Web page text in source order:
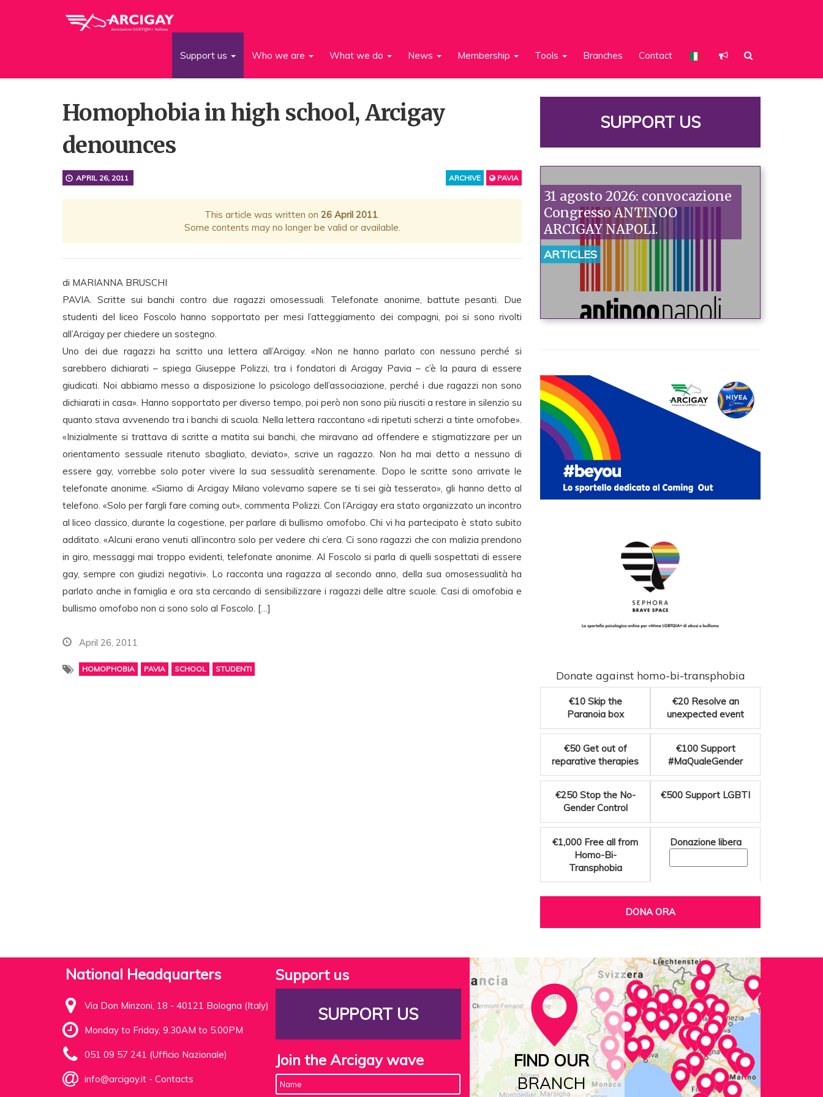
Support us Who we are What we do News Membership Tools Branches Contact
Homophobia in high school, Arcigay
denounces
ARCHIVE PAVIA
APRIL 26, 2011
This article was written on 26 April 2011.
Some contents may no longer be valid or available.
di MARIANNA BRUSCHI
PAVIA. Scritte sui banchi contro due ragazzi omosessuali. Telefonate anonime, battute pesanti. Due
studenti del liceo Foscolo hanno sopportato per mesi l’atteggiamento dei compagni, poi si sono rivolti
all’Arcigay per chiedere un sostegno.
Uno dei due ragazzi ha scritto una lettera all’Arcigay. «Non ne hanno parlato con nessuno perché si
sarebbero dichiarati – spiega Giuseppe Polizzi, tra i fondatori di Arcigay Pavia – c’è la paura di essere
giudicati. Noi abbiamo messo a disposizione lo psicologo dell’associazione, perché i due ragazzi non sono
dichiarati in casa». Hanno sopportato per diverso tempo, poi però non sono più riusciti a restare in silenzio su
quanto stava avvenendo tra i banchi di scuola. Nella lettera raccontano «di ripetuti scherzi a tinte omofobe».
«Inizialmente si trattava di scritte a matita sui banchi, che miravano ad offendere e stigmatizzare per un
orientamento sessuale ritenuto sbagliato, deviato», scrive un ragazzo. Non ha mai detto a nessuno di
essere gay, vorrebbe solo poter vivere la sua sessualità serenamente. Dopo le scritte sono arrivate le
telefonate anonime. «Siamo di Arcigay Milano volevamo sapere se ti sei già tesserato», gli hanno detto al
telefono. «Solo per fargli fare coming out», commenta Polizzi. Con l’Arcigay era stato organizzato un incontro
al liceo classico, durante la cogestione, per parlare di bullismo omofobo. Chi vi ha partecipato è stato subito
additato. «Alcuni erano venuti all’incontro solo per vedere chi c’era. Ci sono ragazzi che con malizia prendono
in giro, messaggi mai troppo evidenti, telefonate anonime. Al Foscolo si parla di quelli sospettati di essere
gay, sempre con giudizi negativi». Lo racconta una ragazza al secondo anno, della sua omosessualità ha
parlato anche in famiglia e ora sta cercando di sensibilizzare i ragazzi delle altre scuole. Casi di omofobia e
bullismo omofobo non ci sono solo al Foscolo. […]
April 26, 2011
HOMOPHOBIA PAVIA SCHOOL STUDENTI
SUPPORT US
31 agosto 2026: convocazione
Congresso ANTINOO
ARCIGAY NAPOLI.
ARTICLES
Donate against homo-bi-transphobia
€10 Skip the
Paranoia box
€20 Resolve an
unexpected event
€50 Get out of
reparative therapies
€100 Support
#MaQualeGender
€250 Stop the No-
Gender Control
€500 Support LGBTI
€1,000 Free all from
Homo-Bi-
Transphobia
Donazione libera
DONA ORA
National Headquarters
Via Don Minzoni, 18 - 40121 Bologna (Italy)
Monday to Friday, 9.30AM to 5.00PM
051 09 57 241 (Ufficio Nazionale)
info@arcigay.it - Contacts
Support us
SUPPORT US
Join the Arcigay wave
FIND OUR
BRANCH